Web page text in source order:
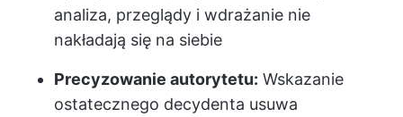
analiza, przeglądy i wdrażanie nie
nakładają się na siebie
Precyzowanie autorytetu: Wskazanie
ostatecznego decydenta usuwa